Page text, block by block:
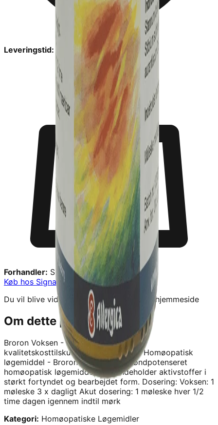
Leveringstid: 2-6 dage
Forhandler: Signaturshop
Køb hos Signaturshop→
Du vil blive videresendt til forhandlerens hjemmeside
Om dette produkt
Broron Voksen - 50G - Allergicaer et
kvalitetskosttilskud fra
Signaturshop.Homøopatisk
løgemiddel - Broron Voksen er et høndpotenseret
homøopatisk løgemiddel, som indeholder aktivstoffer i
størkt fortyndet og bearbejdet form. Dosering: Voksen: 1
møleske 3 x dagligt Akut dosering: 1 møleske hver 1/2
time dagen igennem indtil mørk
Kategori: Homøopatiske Løgemidler